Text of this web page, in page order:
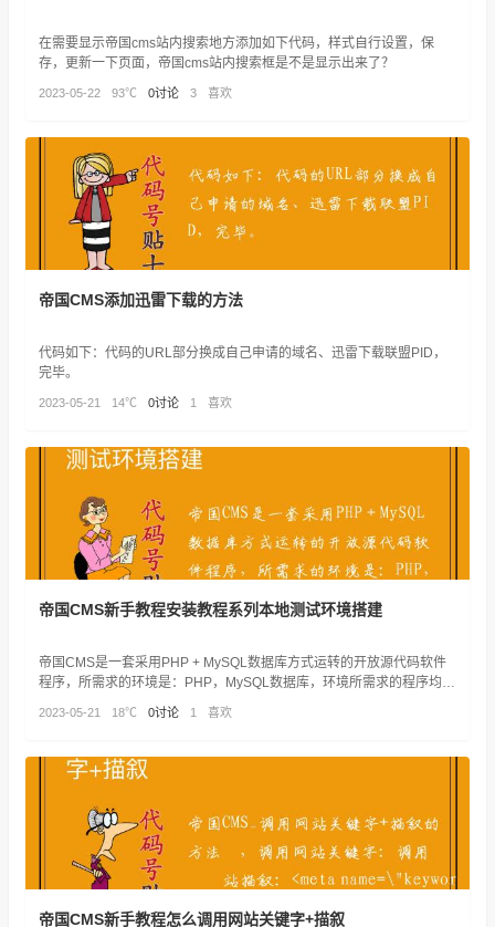
在需要显示帝国cms站内搜索地方添加如下代码，样式自行设置，保
存，更新一下页面，帝国cms站内搜索框是不是显示出来了？
2023-05-22 93℃ 0讨论 3 喜欢
帝国CMS添加迅雷下载的方法
代码如下：代码的URL部分换成自己申请的域名、迅雷下载联盟PID，
完毕。
2023-05-21 14℃ 0讨论 1 喜欢
帝国CMS新手教程安装教程系列本地测试环境搭建
帝国CMS是一套采用PHP + MySQL数据库方式运转的开放源代码软件
程序，所需求的环境是：PHP，MySQL数据库，环境所需求的程序均为
2023-05-21 18℃ 0讨论 1 喜欢
帝国CMS新手教程怎么调用网站关键字+描叙